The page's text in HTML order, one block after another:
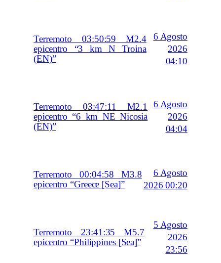
Terremoto 03:50:59 M2.4
epicentro “3 km N Troina
(EN)”
6 Agosto
2026
04:10
Terremoto 03:47:11 M2.1
epicentro “6 km NE Nicosia
(EN)”
6 Agosto
2026
04:04
Terremoto 00:04:58 M3.8
epicentro “Greece [Sea]”
6 Agosto
2026 00:20
Terremoto 23:41:35 M5.7
epicentro “Philippines [Sea]”
5 Agosto
2026
23:56